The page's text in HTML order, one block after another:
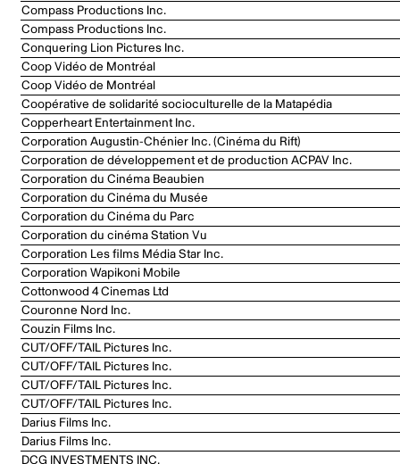
Compass Productions Inc.
Compass Productions Inc.
Conquering Lion Pictures Inc.
Coop Vidéo de Montréal
Coop Vidéo de Montréal
Coopérative de solidarité socioculturelle de la Matapédia
Copperheart Entertainment Inc.
Corporation Augustin-Chénier Inc. (Cinéma du Rift)
Corporation de développement et de production ACPAV Inc.
Corporation du Cinéma Beaubien
Corporation du Cinéma du Musée
Corporation du Cinéma du Parc
Corporation du cinéma Station Vu
Corporation Les films Média Star Inc.
Corporation Wapikoni Mobile
Cottonwood 4 Cinemas Ltd
Couronne Nord Inc.
Couzin Films Inc.
CUT/OFF/TAIL Pictures Inc.
CUT/OFF/TAIL Pictures Inc.
CUT/OFF/TAIL Pictures Inc.
CUT/OFF/TAIL Pictures Inc.
Darius Films Inc.
Darius Films Inc.
DCG INVESTMENTS INC.